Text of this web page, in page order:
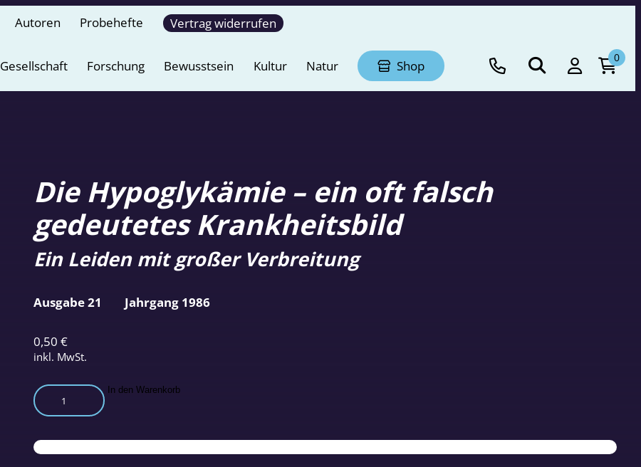
Autoren Probehefte Vertrag widerrufen
Gesellschaft Forschung Bewusstsein Kultur Natur Shop
0
Die Hypoglykämie – ein oft falsch
gedeutetes Krankheitsbild
0,50 €
inkl. MwSt.
Ein Leiden mit großer Verbreitung
Die
Hypoglykämie
ein
oft
In den Warenkorb
Ausgabe 21 Jahrgang 1986